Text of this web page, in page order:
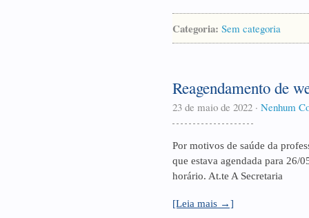
Categoria: Sem categoria
Reagendamento de
23 de maio de 2022 · Nenhum
Por motivos de saúde da
que estava agendada para 26/
horário. At.te A Secretaria
[Leia mais →]